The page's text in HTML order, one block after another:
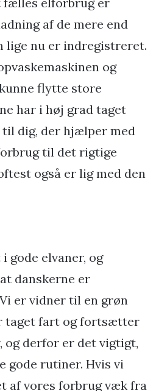
af de mere end
lige nu er indregistreret.
og
flytte store
har i høj grad taget
dig, der hjælper med
til det rigtige
også er lig med den
gode elvaner, og
danskerne er
er vidner til en grøn
taget fart og fortsætter
og derfor er det vigtigt,
gode rutiner. Hvis vi
af vores forbrug væk fra